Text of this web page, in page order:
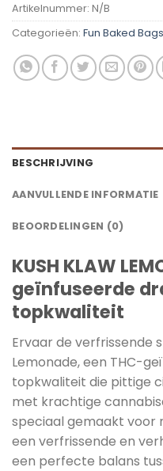
Artikelnummer: N/B
Categorieën: Fun Baked Bags
BESCHRIJVING
AANVULLENDE INFORMATIE
BEOORDELINGEN (0)
KUSH KLAW
geïnfuseerde
topkwaliteit
Ervaar de verfrissende
Lemonade, een THC-
topkwaliteit die pittige
met krachtige
speciaal gemaakt voor
een verfrissende en
een perfecte balans